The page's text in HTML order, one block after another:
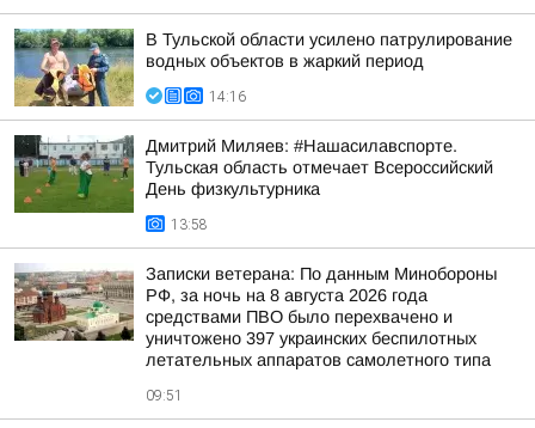
В Тульской области усилено патрулирование
водных объектов в жаркий период
14:16
Дмитрий Миляев: #Нашасилавспорте.
Тульская область отмечает Всероссийский
День физкультурника
13:58
Записки ветерана: По данным Минобороны
РФ, за ночь на 8 августа 2026 года
средствами ПВО было перехвачено и
уничтожено 397 украинских беспилотных
летательных аппаратов самолетного типа
09:51